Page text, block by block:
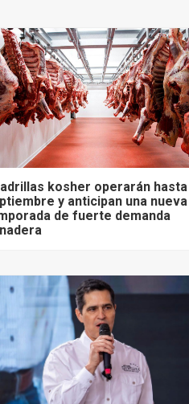
kosher operarán hasta
y anticipan una nueva
de fuerte demanda